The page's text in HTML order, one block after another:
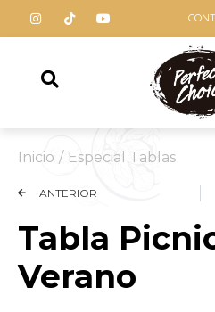
Inicio / Especial Tablas
ANTERIOR
Tabla
Verano